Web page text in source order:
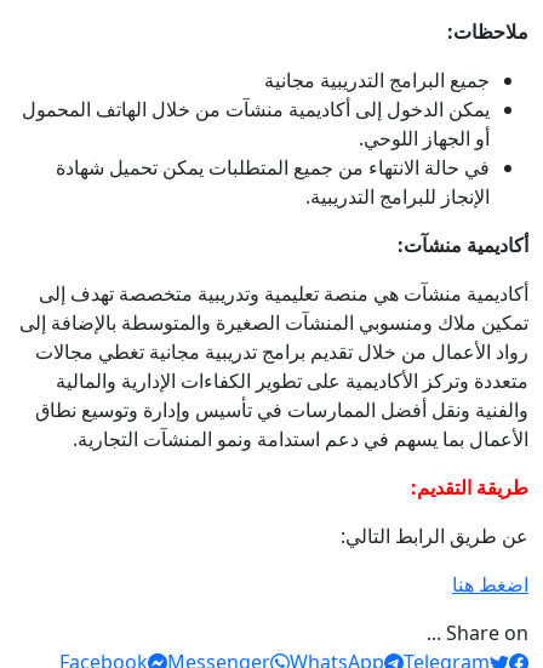
ملاحظات:
جميع البرامج التدريبية مجانية
يمكن الدخول إلى أكاديمية منشآت من خلال الهاتف المحمول
أو الجهاز اللوحي.
في حالة الانتهاء من جميع المتطلبات يمكن تحميل شهادة
الإنجاز للبرامج التدريبية.
أكاديمية منشآت:
أكاديمية منشآت هي منصة تعليمية وتدريبية متخصصة تهدف إلى
تمكين ملاك ومنسوبي المنشآت الصغيرة والمتوسطة بالإضافة إلى
رواد الأعمال من خلال تقديم برامج تدريبية مجانية تغطي مجالات
متعددة وتركز الأكاديمية على تطوير الكفاءات الإدارية والمالية
والفنية ونقل أفضل الممارسات في تأسيس وإدارة وتوسيع نطاق
الأعمال بما يسهم في دعم استدامة ونمو المنشآت التجارية.
طريقة التقديم:
عن طريق الرابط التالي:
اضغط هنا
Share on ...
Facebook
Messenger WhatsApp Telegram